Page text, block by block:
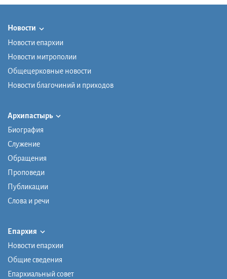
Новости
Новости епархии
Новости митрополии
Общецерковные новости
Новости благочиний и приходов
Архипастырь
Биография
Служение
Обращения
Проповеди
Публикации
Слова и речи
Епархия
Новости епархии
Общие сведения
Епархиальный совет